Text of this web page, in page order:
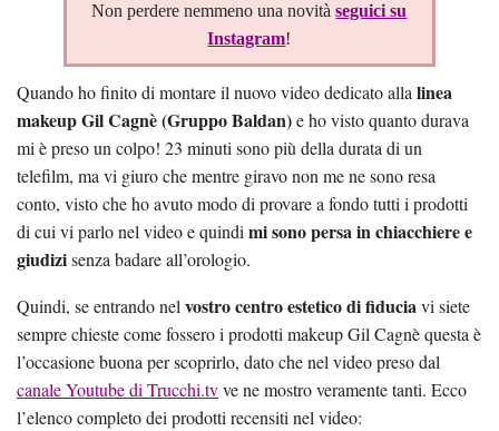
Non perdere nemmeno una novitàseguici su
Instagram!
Quando ho finito di montare il nuovo video dedicato alla linea
makeup Gil Cagnè (Gruppo Baldan)e ho visto quanto durava
mi è preso un colpo! 23 minuti sono più della durata di un
telefilm, ma vi giuro che mentre giravo non me ne sono resa
conto, visto che ho avuto modo di provare a fondo tutti i prodotti
di cui vi parlo nel video e quindi mi sono persa in chiacchiere e
giudizisenza badare all’orologio.
Quindi, se entrando nel vostro centro estetico di fiduciavi siete
sempre chieste come fossero i prodotti makeup Gil Cagnè questa è
l’occasione buona per scoprirlo, dato che nel video preso dal
canale Youtube di Trucchi.tvve ne mostro veramente tanti. Ecco
l’elenco completo dei prodotti recensiti nel video: